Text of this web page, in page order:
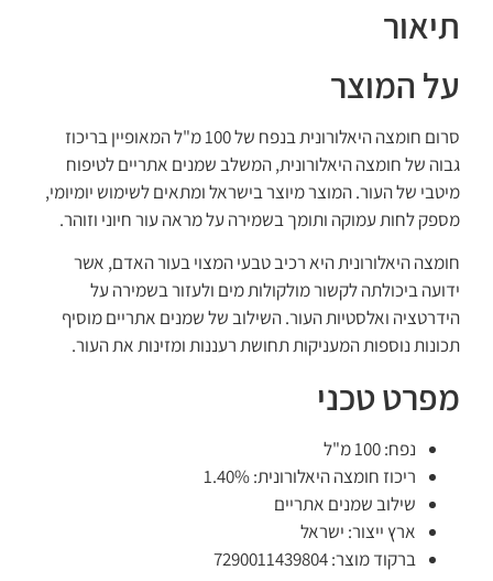
תיאור
על המוצר
סרום חומצה היאלורונית בנפח של 100 מ"ל המאופיין בריכוז
גבוה של חומצה היאלורונית, המשלב שמנים אתריים לטיפוח
מיטבי של העור. המוצר מיוצר בישראל ומתאים לשימוש יומיומי,
מספק לחות עמוקה ותומך בשמירה על מראה עור חיוני וזוהר.
חומצה היאלורונית היא רכיב טבעי המצוי בעור האדם, אשר
ידועה ביכולתה לקשור מולקולות מים ולעזור בשמירה על
הידרטציה ואלסטיות העור. השילוב של שמנים אתריים מוסיף
תכונות נוספות המעניקות תחושת רעננות ומזינות את העור.
מפרט טכני
נפח: 100 מ"ל
ריכוז חומצה היאלורונית: 1.40%
שילוב שמנים אתריים
ארץ ייצור: ישראל
ברקוד מוצר: 7290011439804